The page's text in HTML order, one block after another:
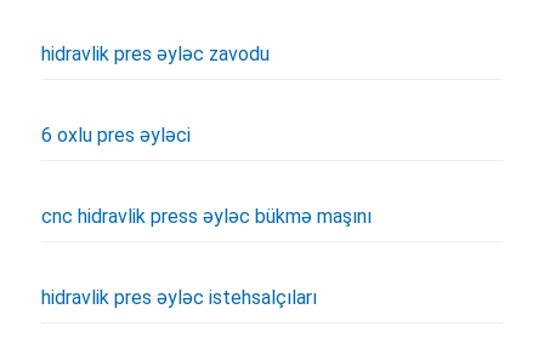
hidravlik pres əyləc zavodu
6 oxlu pres əyləci
cnc hidravlik press əyləc bükmə maşını
hidravlik pres əyləc istehsalçıları